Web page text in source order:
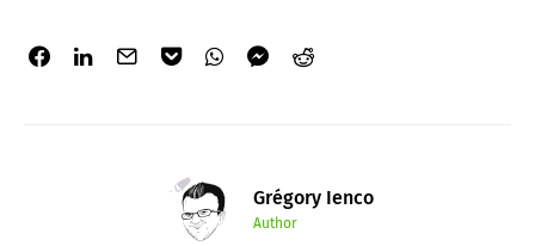
Grégory Ienco
Author